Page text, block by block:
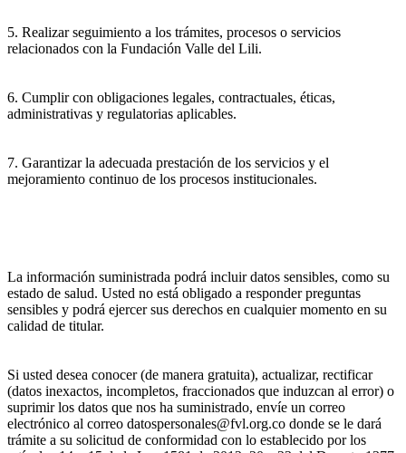
5. Realizar seguimiento a los trámites, procesos o servicios
relacionados con la Fundación Valle del Lili.
6. Cumplir con obligaciones legales, contractuales, éticas,
administrativas y regulatorias aplicables.
7. Garantizar la adecuada prestación de los servicios y el
mejoramiento continuo de los procesos institucionales.
La información suministrada podrá incluir datos sensibles, como su
estado de salud. Usted no está obligado a responder preguntas
sensibles y podrá ejercer sus derechos en cualquier momento en su
calidad de titular.
Si usted desea conocer (de manera gratuita), actualizar, rectificar
(datos inexactos, incompletos, fraccionados que induzcan al error) o
suprimir los datos que nos ha suministrado, envíe un correo
electrónico al correo datospersonales@fvl.org.co donde se le dará
trámite a su solicitud de conformidad con lo establecido por los